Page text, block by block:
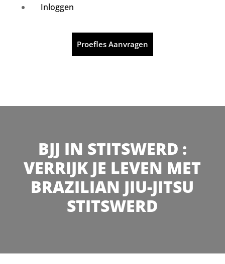
Inloggen
Proefles Aanvragen
BJJ IN STITSWERD :
VERRIJK JE LEVEN MET
BRAZILIAN JIU-JITSU
STITSWERD